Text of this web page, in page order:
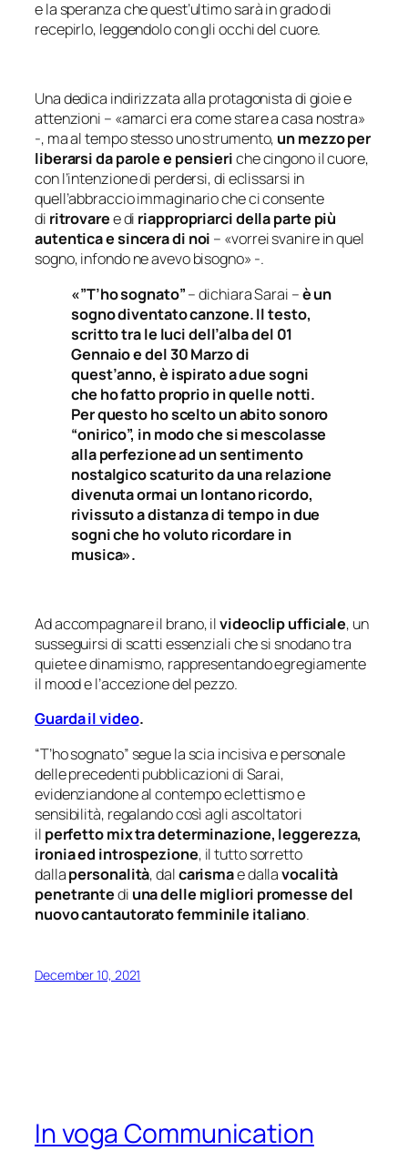
e la speranza che quest’ultimo sarà in grado di
recepirlo, leggendolo con gli occhi del cuore.
Una dedica indirizzata alla protagonista di gioie e
attenzioni – «amarci era come stare a casa nostra»
-, ma al tempo stesso uno strumento, un mezzo per
liberarsi da parole e pensieriche cingono il cuore,
con l’intenzione di perdersi, di eclissarsi in
quell’abbraccio immaginario che ci consente
di ritrovaree di riappropriarci della parte più
autentica e sincera di noi – «vorrei svanire in quel
sogno, infondo ne avevo bisogno» -.
«”T’ho sognato”– dichiara Sarai –è un
sogno diventato canzone. Il testo,
scritto tra le luci dell’alba del 01
Gennaio e del 30 Marzo di
quest’anno, è ispirato a due sogni
che ho fatto proprio in quelle notti.
Per questo ho scelto un abito sonoro
“onirico”, in modo che si mescolasse
alla perfezione ad un sentimento
nostalgico scaturito da una relazione
divenuta ormai un lontano ricordo,
rivissuto a distanza di tempo in due
sogni che ho voluto ricordare in
musica».
Ad accompagnare il brano, ilvideoclip ufficiale, un
susseguirsi di scatti essenziali che si snodano tra
quiete e dinamismo, rappresentando egregiamente
il mood e l’accezione del pezzo.
Guarda il video.
“T’ho sognato” segue la scia incisiva e personale
delle precedenti pubblicazioni di Sarai,
evidenziandone al contempo eclettismo e
sensibilità, regalando così agli ascoltatori
il perfetto mix tra determinazione, leggerezza,
ironia ed introspezione, il tutto sorretto
dallapersonalità, dalcarismae dallavocalità
penetrantedi una delle migliori promesse del
nuovo cantautorato femminile italiano.
December 10, 2021
In voga Communication